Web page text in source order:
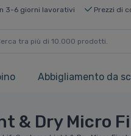
3-6 giorni lavorativi Prezzi di
Abbigliamento da
& Dry Micro